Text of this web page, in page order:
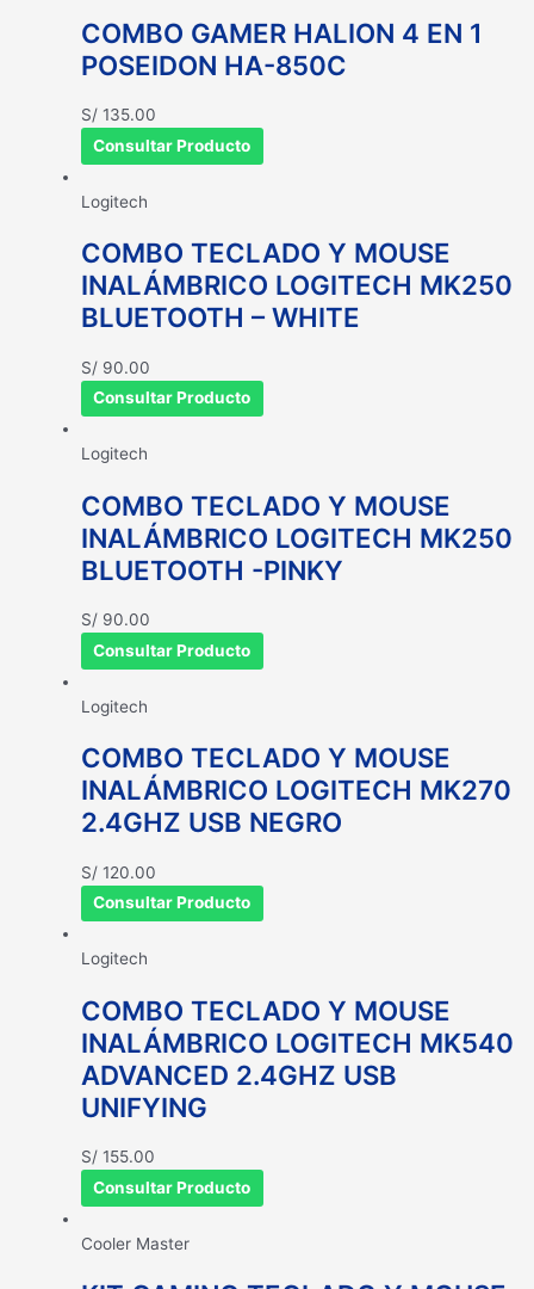
COMBO GAMER HALION 4 EN 1
POSEIDON HA-850C
S/ 135.00
Consultar Producto
Logitech
COMBO TECLADO Y MOUSE
INALÁMBRICO LOGITECH MK250
BLUETOOTH – WHITE
S/ 90.00
Consultar Producto
Logitech
COMBO TECLADO Y MOUSE
INALÁMBRICO LOGITECH MK250
BLUETOOTH -PINKY
S/ 90.00
Consultar Producto
Logitech
COMBO TECLADO Y MOUSE
INALÁMBRICO LOGITECH MK270
2.4GHZ USB NEGRO
S/ 120.00
Consultar Producto
Logitech
COMBO TECLADO Y MOUSE
INALÁMBRICO LOGITECH MK540
ADVANCED 2.4GHZ USB
UNIFYING
S/ 155.00
Consultar Producto
Cooler Master